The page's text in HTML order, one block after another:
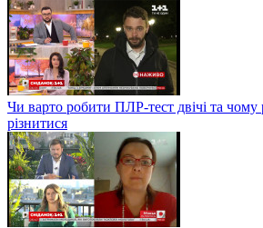
Чи варто робити ПЛР-тест двічі та чому
різнитися